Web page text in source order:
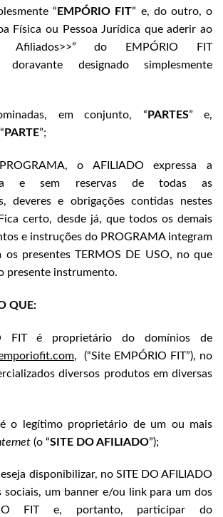
“EMPÓRIO FIT” e, do outro, o
Física ou Pessoa Jurídica que aderir ao
Afiliados>>” do EMPÓRIO FIT
doravante designado simplesmente
em conjunto, “ PARTES” e,
PARTE”;
o AFILIADO expressa a
e sem reservas de todas as
deveres e obrigações contidas nestes
certo, desde já, que todos os demais
e instruções do PROGRAMA integram
os presentes TERMOS DE USO, no que
presente instrumento.
QUE:
FIT é proprietário do domínios de
, (“Site EMPÓRIO FIT”), no
diversos produtos em diversas
o legítimo proprietário de um ou mais
(o “SITE DO AFILIADO”);
disponibilizar, no SITE DO AFILIADO
sociais, um banner e/ou link para um dos
FIT e, portanto, participar do